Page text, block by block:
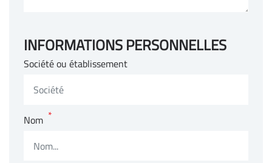
INFORMATIONS PERSONNELLES
Société ou établissement
Nom *